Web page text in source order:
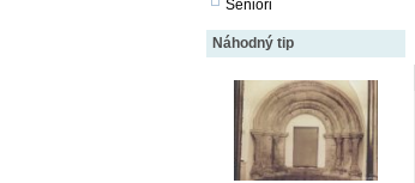
Senioři
Náhodný tip